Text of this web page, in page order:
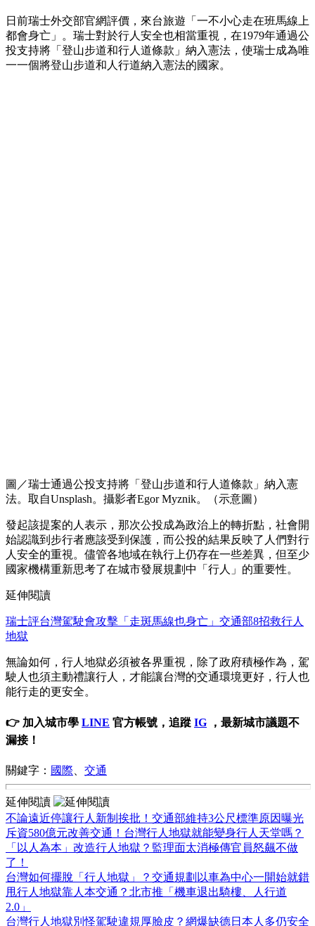
日前瑞士外交部官網評價，來台旅遊「一不小心走在班馬線上
都會身亡」。瑞士對於行人安全也相當重視，在1979年通過公
投支持將「登山步道和行人道條款」納入憲法，使瑞士成為唯
一一個將登山步道和人行道納入憲法的國家。
圖／瑞士通過公投支持將「登山步道和行人道條款」納入憲
法。取自Unsplash。攝影者Egor Myznik。（示意圖）
發起該提案的人表示，那次公投成為政治上的轉折點，社會開
始認識到步行者應該受到保護，而公投的結果反映了人們對行
人安全的重視。儘管各地域在執行上仍存在一些差異，但至少
國家機構重新思考了在城市發展規劃中「行人」的重要性。
延伸閱讀
瑞士評台灣駕駛會攻擊「走斑馬線也身亡」交通部8招救行人
地獄
無論如何，行人地獄必須被各界重視，除了政府積極作為，駕
駛人也須主動禮讓行人，才能讓台灣的交通環境更好，行人也
能行走的更安全。
👉 加入城市學 LINE 官方帳號，追蹤 IG ，最新城市議題不
漏接！
關鍵字： 國際 交通
延伸閱讀
不論遠近停讓行人新制挨批！交通部維持3公尺標準原因曝光
斥資580億元改善交通！台灣行人地獄就能變身行人天堂嗎？
「以人為本」改造行人地獄？監理面太消極傳官員怒飆不做
了！
台灣如何擺脫「行人地獄」？交通規劃以車為中心一開始就錯
甩行人地獄靠人本交通？北市推「機車退出騎樓、人行道
2.0」
台灣行人地獄別怪駕駛違規厚臉皮？網爆缺德日本人多仍安全